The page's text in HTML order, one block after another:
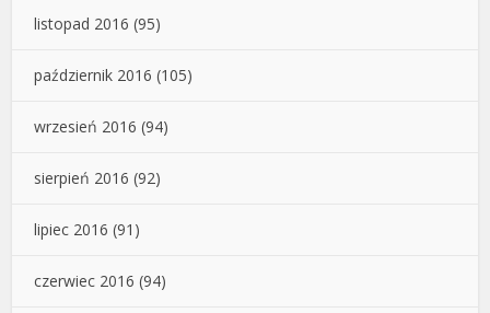
listopad 2016 (95)
październik 2016 (105)
wrzesień 2016 (94)
sierpień 2016 (92)
lipiec 2016 (91)
czerwiec 2016 (94)